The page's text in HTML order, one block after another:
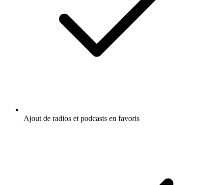
Ajout de radios et podcasts en favoris